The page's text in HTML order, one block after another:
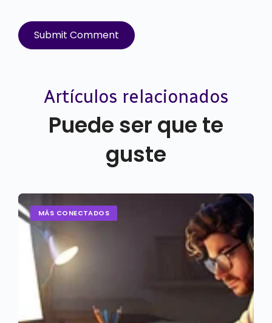
Artículos relacionados
Puede ser que te
guste
MÁS CONECTADOS